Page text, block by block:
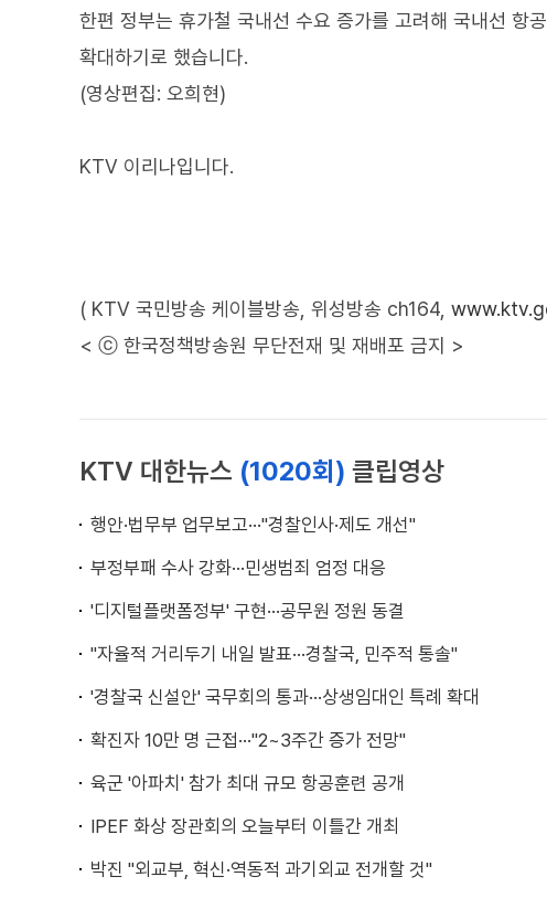
한편 정부는 휴가철 국내선 수요 증가를 고려해 국내선 항
확대하기로 했습니다.
(영상편집: 오희현)
KTV 이리나입니다.
( KTV 국민방송 케이블방송, 위성방송 ch164,
< ⓒ 한국정책방송원 무단전재 및 재배포 금지 >
KTV 대한뉴스 (1020회) 클립영상
행안·법무부 업무보고···"경찰인사·제도 개선"
부정부패 수사 강화···민생범죄 엄정 대응
'디지털플랫폼정부' 구현···공무원 정원 동결
"자율적 거리두기 내일 발표···경찰국, 민주적 통솔"
'경찰국 신설안' 국무회의 통과···상생임대인 특례 확대
확진자 10만 명 근접···"2~3주간 증가 전망"
육군 '아파치' 참가 최대 규모 항공훈련 공개
IPEF 화상 장관회의 오늘부터 이틀간 개최
박진 "외교부, 혁신·역동적 과기외교 전개할 것"